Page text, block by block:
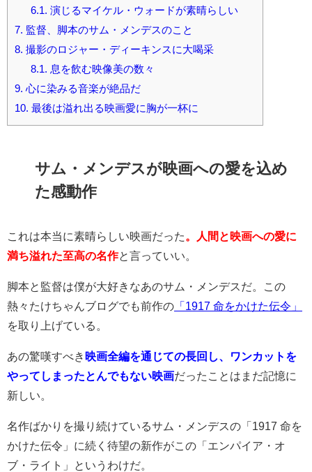
6.1. 演じるマイケル・ウォードが素晴らしい
7. 監督、脚本のサム・メンデスのこと
8. 撮影のロジャー・ディーキンスに大喝采
8.1. 息を飲む映像美の数々
9. 心に染みる音楽が絶品だ
10. 最後は溢れ出る映画愛に胸が一杯に
サム・メンデスが映画への愛を込め
た感動作
これは本当に素晴らしい映画だった。人間と映画への愛に
満ち溢れた至高の名作と言っていい。
脚本と監督は僕が大好きなあのサム・メンデスだ。この
熱々たけちゃんブログでも前作の 「1917 命をかけた伝令」
を取り上げている。
あの驚嘆すべき 映画全編を通じての長回し、ワンカットを
やってしまったとんでもない映画だったことはまだ記憶に
新しい。
名作ばかりを撮り続けているサム・メンデスの「1917 命を
かけた伝令」に続く待望の新作がこの「エンパイア・オ
ブ・ライト」というわけだ。